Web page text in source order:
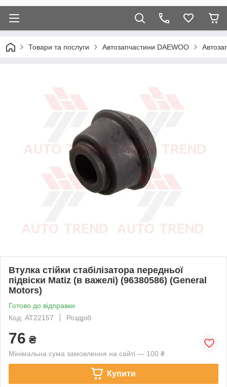
Товари та послуги Автозапчастини DAEWOO
Втулка стійки стабілізатора передньої
підвіски Matiz (в важелі) (96380586) (General
Motors)
Готово до відправки
Код: AT22157
Роздріб
76 ₴
Мінімальна сума замовлення на сайті — 100 ₴
Купити